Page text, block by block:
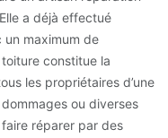
a déjà effectué
un maximum de
constitue la
les propriétaires d’une
ou diverses
réparer par des